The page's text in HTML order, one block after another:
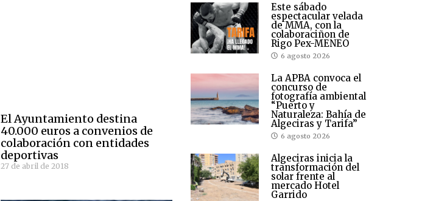
El Ayuntamiento destina
40.000 euros a convenios de
colaboración con entidades
deportivas
27 de abril de 2018
Este sábado
espectacular velada
de MMA, con la
colaboraciñon de
Rigo Pex-MENEO
6 agosto 2026
La APBA convoca el
concurso de
fotografía ambiental
“Puerto y
Naturaleza: Bahía de
Algeciras y Tarifa”
6 agosto 2026
Algeciras inicia la
transformación del
solar frente al
mercado Hotel
Garrido